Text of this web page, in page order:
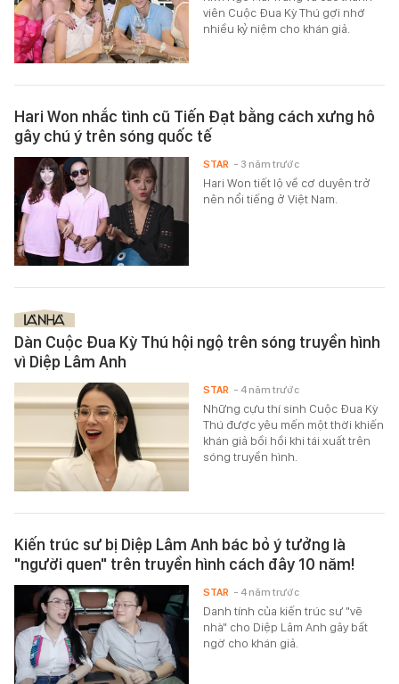
viên Cuộc Đua Kỳ Thú gợi nhớ
nhiều kỷ niệm cho khán giả.
Hari Won nhắc tình cũ Tiến Đạt bằng cách xưng hô
gây chú ý trên sóng quốc tế
Hari Won tiết lộ về cơ duyên trở
nên nổi tiếng ở Việt Nam.
STAR - 3 năm trước
Dàn Cuộc Đua Kỳ Thú hội ngộ trên sóng truyền hình
vì Diệp Lâm Anh
Những cựu thí sinh Cuộc Đua Kỳ
Thú được yêu mến một thời khiến
khán giả bồi hồi khi tái xuất trên
sóng truyền hình.
STAR - 4 năm trước
Kiến trúc sư bị Diệp Lâm Anh bác bỏ ý tưởng là
"người quen" trên truyền hình cách đây 10 năm!
Danh tính của kiến trúc sư "vẽ
nhà" cho Diệp Lâm Anh gây bất
ngờ cho khán giả.
STAR - 4 năm trước